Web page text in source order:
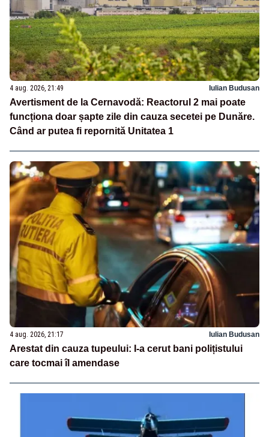
4 aug. 2026, 21:49 Iulian Budusan
Avertisment de la Cernavodă: Reactorul 2 mai poate
funcționa doar șapte zile din cauza secetei pe Dunăre.
Când ar putea fi repornită Unitatea 1
4 aug. 2026, 21:17 Iulian Budusan
Arestat din cauza tupeului: I-a cerut bani polițistului
care tocmai îl amendase